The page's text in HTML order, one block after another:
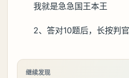
我就是急急国王本王
2、答对10题后，长按判
继续发现